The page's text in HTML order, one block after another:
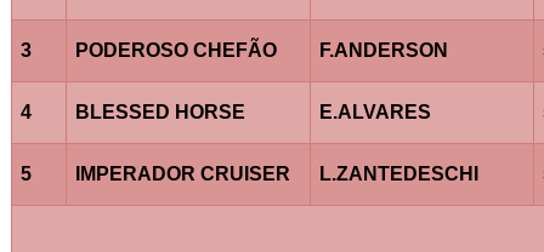
3 PODEROSO CHEFÃO F.ANDERSON
4 BLESSED HORSE E.ALVARES
5 IMPERADOR CRUISER L.ZANTEDESCHI